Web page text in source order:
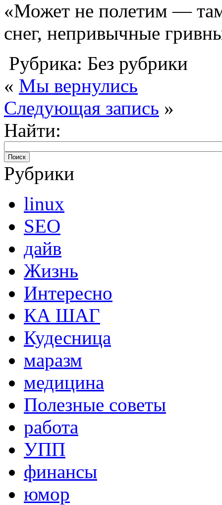
«Может не полетим —
снег, непривычные
Рубрика: Без рубрики
« Мы вернулись
Следующая запись »
Найти:
Рубрики
linux
SEO
дайв
Жизнь
Интересно
КА ШАГ
Кудесница
маразм
медицина
Полезные советы
работа
УПП
финансы
юмор